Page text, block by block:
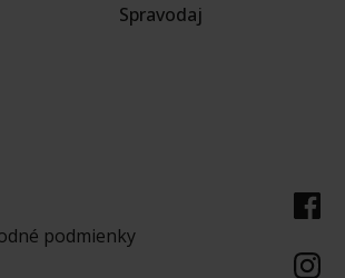
Spravodaj
podmienky